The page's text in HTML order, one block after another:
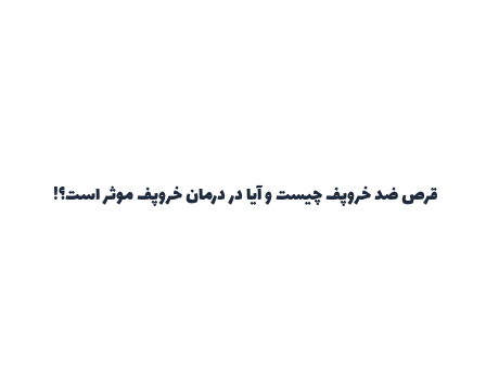
قرص ضد خروپف چیست و آیا در درمان خروپف موثر است؟!